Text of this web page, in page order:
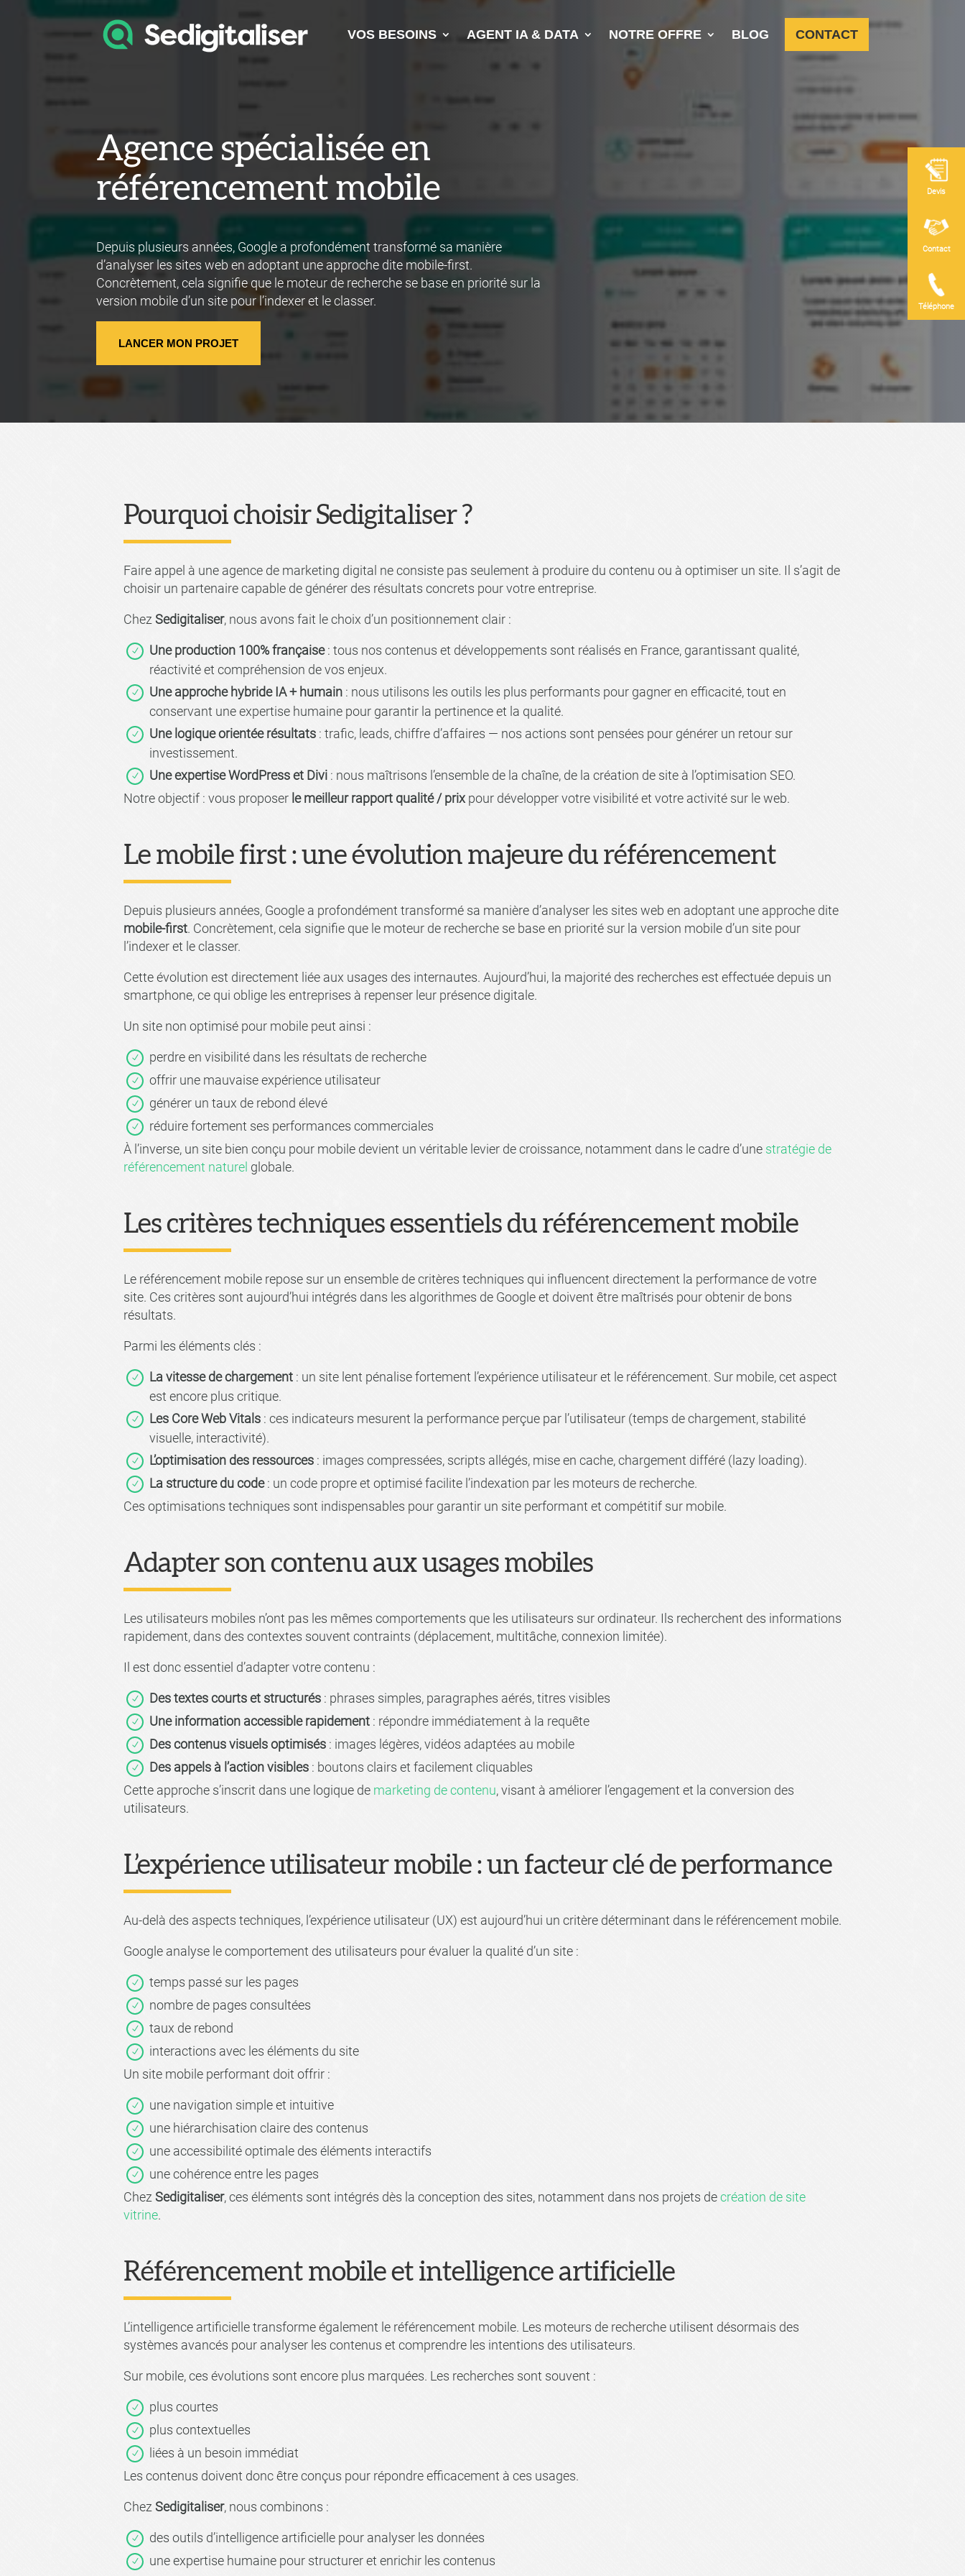
VOS BESOINS AGENT IA & DATA NOTRE OFFRE BLOG CONTACT
Agence spécialisée en
référencement mobile
Depuis plusieurs années, Google a profondément transformé sa manière
d’analyser les sites web en adoptant une approche dite mobile-first.
Concrètement, cela signifie que le moteur de recherche se base en priorité sur la
version mobile d’un site pour l’indexer et le classer.
LANCER MON PROJET
Pourquoi choisir Sedigitaliser ?
Faire appel à une agence de marketing digital ne consiste pas seulement à produire du contenu ou à optimiser un site. Il s’agit de
choisir un partenaire capable de générer des résultats concrets pour votre entreprise.
Chez Sedigitaliser, nous avons fait le choix d’un positionnement clair :
Une production 100% française: tous nos contenus et développements sont réalisés en France, garantissant qualité,
réactivité et compréhension de vos enjeux.
Une approche hybride IA + humain : nous utilisons les outils les plus performants pour gagner en efficacité, tout en
conservant une expertise humaine pour garantir la pertinence et la qualité.
Une logique orientée résultats : trafic, leads, chiffre d’affaires — nos actions sont pensées pour générer un retour sur
investissement.
Une expertise WordPress et Divi : nous maîtrisons l’ensemble de la chaîne, de la création de site à l’optimisation SEO.
Notre objectif : vous proposer le meilleur rapport qualité / prix pour développer votre visibilité et votre activité sur le web.
Le mobile first : une évolution majeure du référencement
Depuis plusieurs années, Google a profondément transformé sa manière d’analyser les sites web en adoptant une approche dite
mobile-first. Concrètement, cela signifie que le moteur de recherche se base en priorité sur la version mobile d’un site pour
l’indexer et le classer.
Cette évolution est directement liée aux usages des internautes. Aujourd’hui, la majorité des recherches est effectuée depuis un
smartphone, ce qui oblige les entreprises à repenser leur présence digitale.
Un site non optimisé pour mobile peut ainsi :
perdre en visibilité dans les résultats de recherche
offrir une mauvaise expérience utilisateur
générer un taux de rebond élevé
réduire fortement ses performances commerciales
À l’inverse, un site bien conçu pour mobile devient un véritable levier de croissance, notamment dans le cadre d’une stratégie de
référencement naturel globale.
Les critères techniques essentiels du référencement mobile
Le référencement mobile repose sur un ensemble de critères techniques qui influencent directement la performance de votre
site. Ces critères sont aujourd’hui intégrés dans les algorithmes de Google et doivent être maîtrisés pour obtenir de bons
résultats.
Parmi les éléments clés :
La vitesse de chargement : un site lent pénalise fortement l’expérience utilisateur et le référencement. Sur mobile, cet aspect
est encore plus critique.
Les Core Web Vitals : ces indicateurs mesurent la performance perçue par l’utilisateur (temps de chargement, stabilité
visuelle, interactivité).
L’optimisation des ressources : images compressées, scripts allégés, mise en cache, chargement différé (lazy loading).
La structure du code: un code propre et optimisé facilite l’indexation par les moteurs de recherche.
Ces optimisations techniques sont indispensables pour garantir un site performant et compétitif sur mobile.
Adapter son contenu aux usages mobiles
Les utilisateurs mobiles n’ont pas les mêmes comportements que les utilisateurs sur ordinateur. Ils recherchent des informations
rapidement, dans des contextes souvent contraints (déplacement, multitâche, connexion limitée).
Il est donc essentiel d’adapter votre contenu :
Des textes courts et structurés : phrases simples, paragraphes aérés, titres visibles
Une information accessible rapidement : répondre immédiatement à la requête
Des contenus visuels optimisés : images légères, vidéos adaptées au mobile
Des appels à l’action visibles : boutons clairs et facilement cliquables
Cette approche s’inscrit dans une logique de marketing de contenu, visant à améliorer l’engagement et la conversion des
utilisateurs.
L’expérience utilisateur mobile : un facteur clé de performance
Au-delà des aspects techniques, l’expérience utilisateur (UX) est aujourd’hui un critère déterminant dans le référencement mobile.
Google analyse le comportement des utilisateurs pour évaluer la qualité d’un site :
temps passé sur les pages
nombre de pages consultées
taux de rebond
interactions avec les éléments du site
Un site mobile performant doit offrir :
une navigation simple et intuitive
une hiérarchisation claire des contenus
une accessibilité optimale des éléments interactifs
une cohérence entre les pages
Chez Sedigitaliser, ces éléments sont intégrés dès la conception des sites, notamment dans nos projets decréation de site
vitrine.
Référencement mobile et intelligence artificielle
L’intelligence artificielle transforme également le référencement mobile. Les moteurs de recherche utilisent désormais des
systèmes avancés pour analyser les contenus et comprendre les intentions des utilisateurs.
Sur mobile, ces évolutions sont encore plus marquées. Les recherches sont souvent :
plus courtes
plus contextuelles
liées à un besoin immédiat
Les contenus doivent donc être conçus pour répondre efficacement à ces usages.
Chez Sedigitaliser, nous combinons :
des outils d’intelligence artificielle pour analyser les données
une expertise humaine pour structurer et enrichir les contenus
Devis
Contact
Téléphone